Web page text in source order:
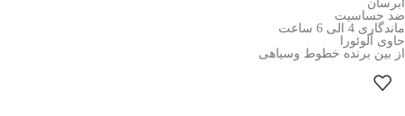
آبرسان
ضد حساسیت
ماندگاری 4 الی 6 ساعت
حاوی آلوئورا
از بین برنده خطوط وسیاهی